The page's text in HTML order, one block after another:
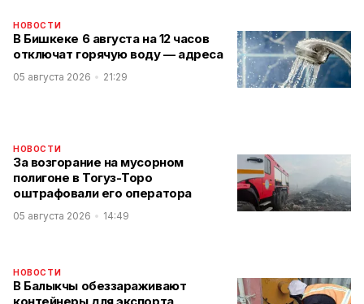
НОВОСТИ
В Бишкеке 6 августа на 12 часов
отключат горячую воду — адреса
05 августа 2026 21:29
НОВОСТИ
За возгорание на мусорном
полигоне в Тогуз-Торо
оштрафовали его оператора
05 августа 2026 14:49
НОВОСТИ
В Балыкчы обеззараживают